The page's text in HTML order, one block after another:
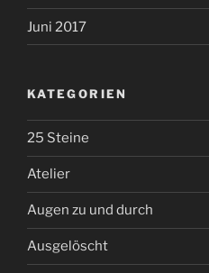
Juni 2017
KATEGORIEN
25 Steine
Atelier
Augen zu und durch
Ausgelöscht